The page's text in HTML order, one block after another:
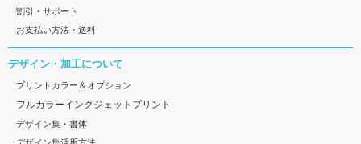
割引・サポート
お支払い方法・送料
デザイン・加工について
プリントカラー＆オプション
フルカラーインクジェットプリント
デザイン集・書体
デザイン集活用方法